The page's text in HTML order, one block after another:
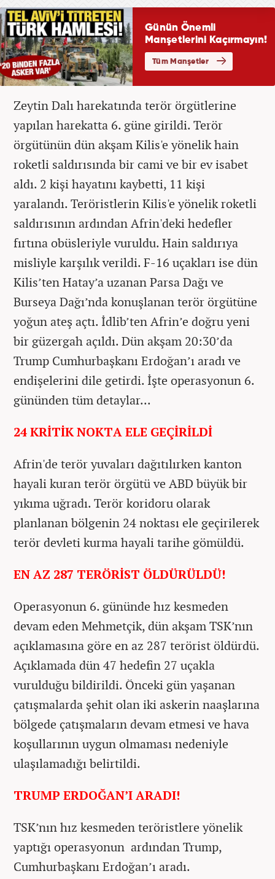
Zeytin Dalı harekatında terör örgütlerine
yapılan harekatta 6. güne girildi. Terör
örgütünün dün akşam Kilis'e yönelik hain
roketli saldırısında bir cami ve bir ev isabet
aldı. 2 kişi hayatını kaybetti, 11 kişi
yaralandı. Teröristlerin Kilis'e yönelik roketli
saldırısının ardından Afrin'deki hedefler
fırtına obüsleriyle vuruldu. Hain saldırıya
misliyle karşılık verildi. F-16 uçakları ise dün
Kilis’ten Hatay’a uzanan Parsa Dağı ve
Burseya Dağı’nda konuşlanan terör örgütüne
yoğun ateş açtı. İdlib’ten Afrin’e doğru yeni
bir güzergah açıldı. Dün akşam 20:30’da
Trump Cumhurbaşkanı Erdoğan’ı aradı ve
endişelerini dile getirdi. İşte operasyonun 6.
gününden tüm detaylar...
24 KRİTİK NOKTA ELE GEÇİRİLDİ
Afrin'de terör yuvaları dağıtılırken kanton
hayali kuran terör örgütü ve ABD büyük bir
yıkıma uğradı. Terör koridoru olarak
planlanan bölgenin 24 noktası ele geçirilerek
terör devleti kurma hayali tarihe gömüldü.
EN AZ 287 TERÖRİST ÖLDÜRÜLDÜ!
Operasyonun 6. gününde hız kesmeden
devam eden Mehmetçik, dün akşam TSK’nın
açıklamasına göre en az 287 terörist öldürdü.
Açıklamada dün 47 hedefin 27 uçakla
vurulduğu bildirildi. Önceki gün yaşanan
çatışmalarda şehit olan iki askerin naaşlarına
bölgede çatışmaların devam etmesi ve hava
koşullarının uygun olmaması nedeniyle
ulaşılamadığı belirtildi.
TRUMP ERDOĞAN’I ARADI!
TSK’nın hız kesmeden teröristlere yönelik
yaptığı operasyonun ardından Trump,
Cumhurbaşkanı Erdoğan’ı aradı.